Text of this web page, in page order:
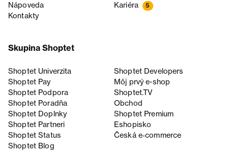
Nápoveda
Kariéra 5
Kontakty
Skupina Shoptet
Shoptet Univerzita
Shoptet Developers
Shoptet Pay
Môj prvý e-shop
Shoptet Podpora
Shoptet.TV
Shoptet Poradňa
Obchod
Shoptet Doplnky
Shoptet Premium
Shoptet Partneri
Eshopisko
Shoptet Status
Česká e‑commerce
Shoptet Blog